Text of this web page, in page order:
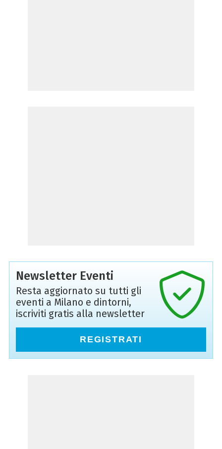
Newsletter Eventi
Resta aggiornato su tutti gli
eventi a Milano e dintorni,
iscriviti gratis alla newsletter
REGISTRATI